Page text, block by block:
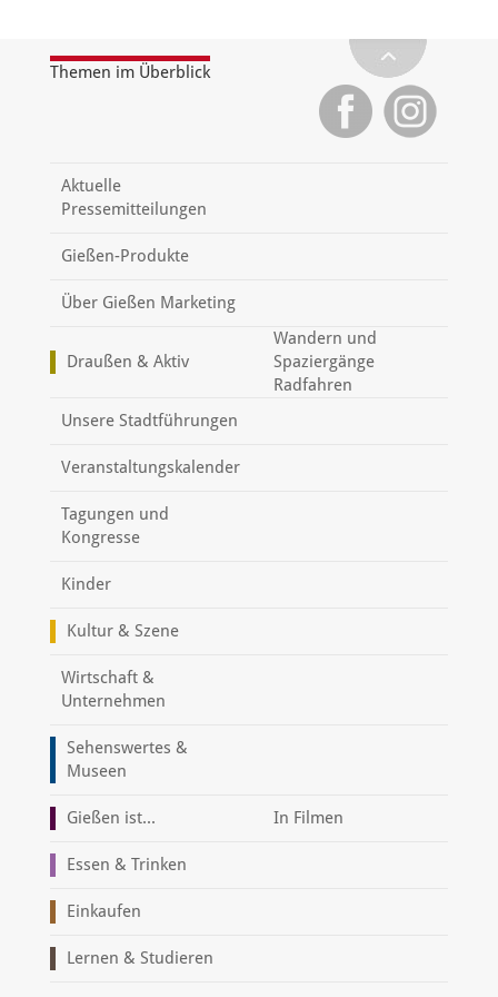
Themen im Überblick
Aktuelle
Pressemitteilungen
Gießen-Produkte
Über Gießen Marketing
Draußen & Aktiv
Wandern und
Spaziergänge
Radfahren
Unsere Stadtführungen
Veranstaltungskalender
Tagungen und
Kongresse
Kinder
Kultur & Szene
Wirtschaft &
Unternehmen
Sehenswertes &
Museen
Gießen ist... In Filmen
Essen & Trinken
Einkaufen
Lernen & Studieren